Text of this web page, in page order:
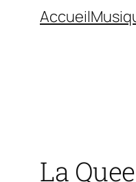
Accueil
La